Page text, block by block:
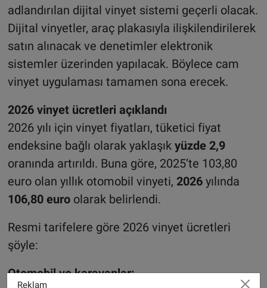
adlandırılan dijital vinyet sistemi geçerli olacak.
Dijital vinyetler, araç plakasıyla ilişkilendirilerek
satın alınacak ve denetimler elektronik
sistemler üzerinden yapılacak. Böylece cam
vinyet uygulaması tamamen sona erecek.
2026 vinyet ücretleri açıklandı
2026 yılı için vinyet fiyatları, tüketici fiyat
endeksine bağlı olarak yaklaşık yüzde 2,9
oranında artırıldı. Buna göre, 2025’te 103,80
euro olan yıllık otomobil vinyeti, 2026yılında
106,80 euroolarak belirlendi.
Resmi tarifelere göre 2026 vinyet ücretleri
şöyle:
Otomobil ve karavanlar:
Reklam